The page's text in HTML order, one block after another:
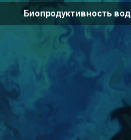
Биопродуктивность вод